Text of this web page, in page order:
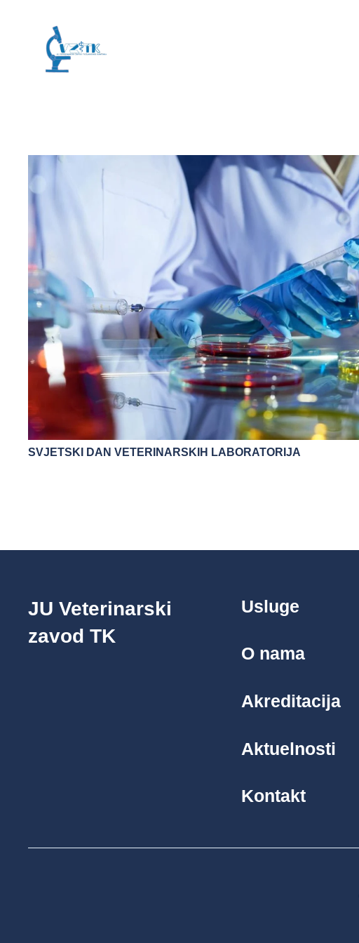
SVJETSKI DAN VETERINARSKIH LABORATORIJA
JU Veterinarski
zavod TK
Usluge
O nama
Akreditacija
Aktuelnosti
Kontakt